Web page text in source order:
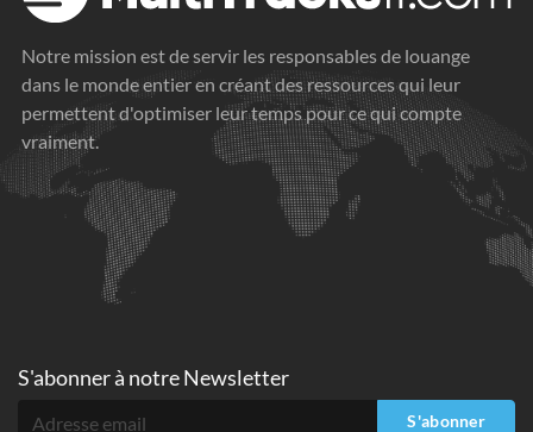
Notre mission est de servir les responsables de louange
dans le monde entier en créant des ressources qui leur
permettent d'optimiser leur temps pour ce qui compte
vraiment.
S'abonner à notre Newsletter
S'abonner